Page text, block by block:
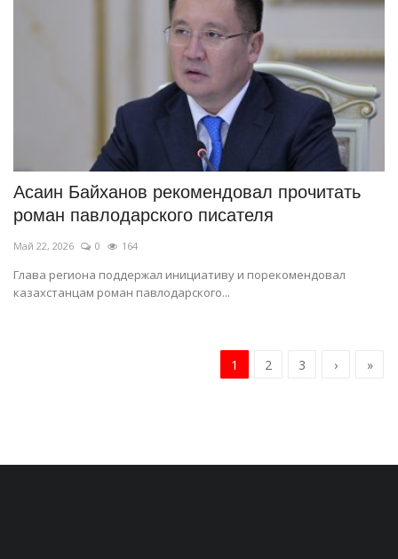
Асаин Байханов рекомендовал прочитать
роман павлодарского писателя
Май 22, 2026 0 164
Глава региона поддержал инициативу и порекомендовал
казахстанцам роман павлодарского...
1 2 3 › »